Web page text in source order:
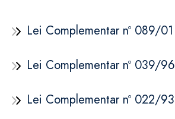
Lei Complementar nº 089/01
Lei Complementar nº 039/96
Lei Complementar nº 022/93